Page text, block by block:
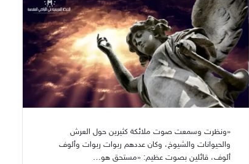
«ونظرت وسمعت صوت ملائكة كثيرين حول العرش
والحيوانات والشيوخ، وكان عددهم ربوات ربوات وألوف
ألوف، قائلين بصوت عظيم: «مستحق هو…